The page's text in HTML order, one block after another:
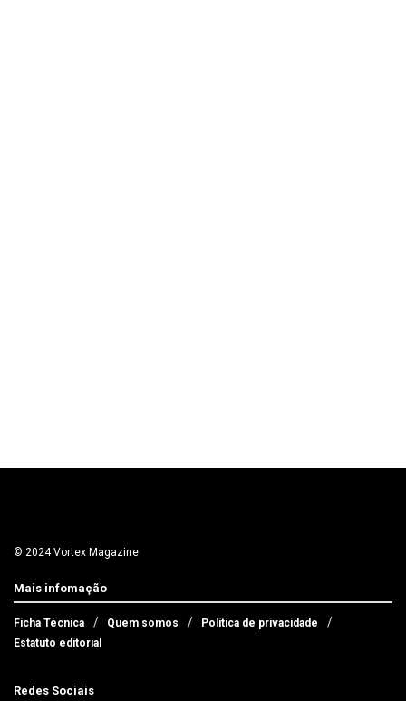
© 2024 Vortex Magazine
Mais infomação
Ficha Técnica Quem somos
Política de privacidade
Estatuto editorial
Redes Sociais